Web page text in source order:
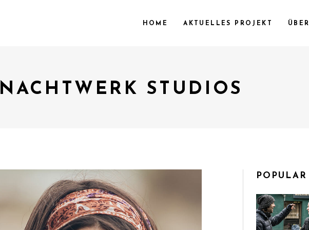
HOME AKTUELLES PROJEKT
NACHTWERK STUDIOS